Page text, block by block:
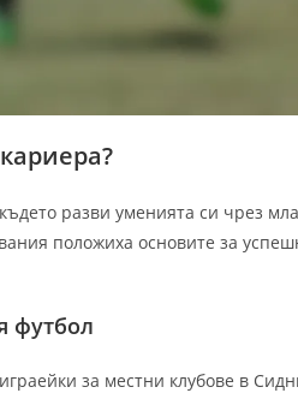
разви уменията си чрез
положиха основите за
футбол
за местни клубове в